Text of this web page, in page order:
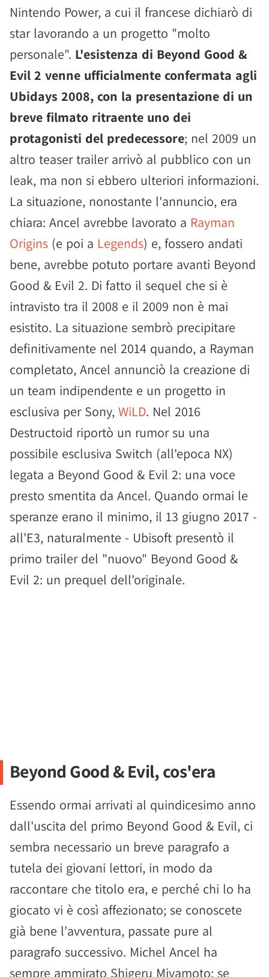
Nintendo Power, a cui il francese dichiarò di
star lavorando a un progetto "molto
personale". L'esistenza di Beyond Good &
Evil 2 venne ufficialmente confermata agli
Ubidays 2008, con la presentazione di un
breve filmato ritraente uno dei
protagonisti del predecessore; nel 2009 un
altro teaser trailer arrivò al pubblico con un
leak, ma non si ebbero ulteriori informazioni.
La situazione, nonostante l'annuncio, era
chiara: Ancel avrebbe lavorato a Rayman
Origins (e poi a Legends) e, fossero andati
bene, avrebbe potuto portare avanti Beyond
Good & Evil 2. Di fatto il sequel che si è
intravisto tra il 2008 e il 2009 non è mai
esistito. La situazione sembrò precipitare
definitivamente nel 2014 quando, a Rayman
completato, Ancel annunciò la creazione di
un team indipendente e un progetto in
esclusiva per Sony, WiLD. Nel 2016
Destructoid riportò un rumor su una
possibile esclusiva Switch (all'epoca NX)
legata a Beyond Good & Evil 2: una voce
presto smentita da Ancel. Quando ormai le
speranze erano il minimo, il 13 giugno 2017 -
all'E3, naturalmente - Ubisoft presentò il
primo trailer del "nuovo" Beyond Good &
Evil 2: un prequel dell'originale.
Beyond Good & Evil, cos'era
Essendo ormai arrivati al quindicesimo anno
dall'uscita del primo Beyond Good & Evil, ci
sembra necessario un breve paragrafo a
tutela dei giovani lettori, in modo da
raccontare che titolo era, e perché chi lo ha
giocato vi è così affezionato; se conoscete
già bene l'avventura, passate pure al
paragrafo successivo. Michel Ancel ha
sempre ammirato Shigeru Miyamoto; se